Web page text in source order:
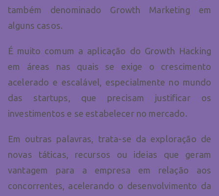
também denominado Growth Marketing em
alguns casos.
É muito comum a aplicação do Growth Hacking
em áreas nas quais se exige o crescimento
acelerado e escalável, especialmente no mundo
das startups, que precisam justificar os
investimentos e se estabelecer no mercado.
Em outras palavras, trata-se da exploração de
novas táticas, recursos ou ideias que geram
vantagem para a empresa em relação aos
concorrentes, acelerando o desenvolvimento da